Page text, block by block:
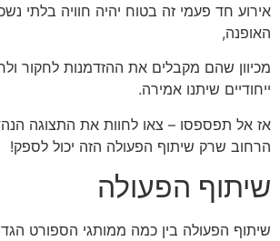
אירוע חד פעמי זה בטוח יהיה חוויה בלתי
האופנה,
מכיוון שהם מקבלים את ההזדמנות לחקור
ייחודיים שיתנו אמירה.
אז אל תפספסו – צאו לחוות את התצוגה
הרחוב שרק שיתוף הפעולה הזה יכול לספק!
שיתוף הפעולה
שיתוף הפעולה בין כמה ממותגי הספורט